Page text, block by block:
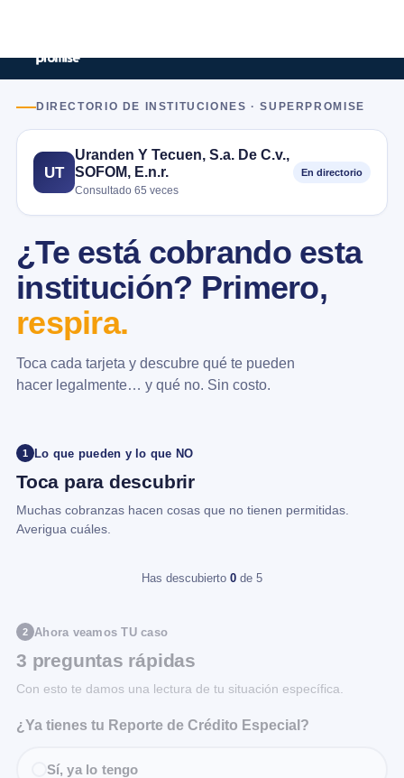
DIRECTORIO DE INSTITUCIONES · SUPERPROMISE
UT
Uranden Y Tecuen, S.a. De C.v.,
SOFOM, E.n.r.
Consultado 65 veces
En directorio
¿Te está cobrando esta
institución? Primero,
respira.
Toca cada tarjeta y descubre qué te pueden
hacer legalmente… y qué no. Sin costo.
1 Lo que pueden y lo que NO
Toca para descubrir
Muchas cobranzas hacen cosas que no tienen permitidas.
Averigua cuáles.
Has descubierto 0 de 5
2 Ahora veamos TU caso
3 preguntas rápidas
Con esto te damos una lectura de tu situación específica.
¿Ya tienes tu Reporte de Crédito Especial?
Sí, ya lo tengo